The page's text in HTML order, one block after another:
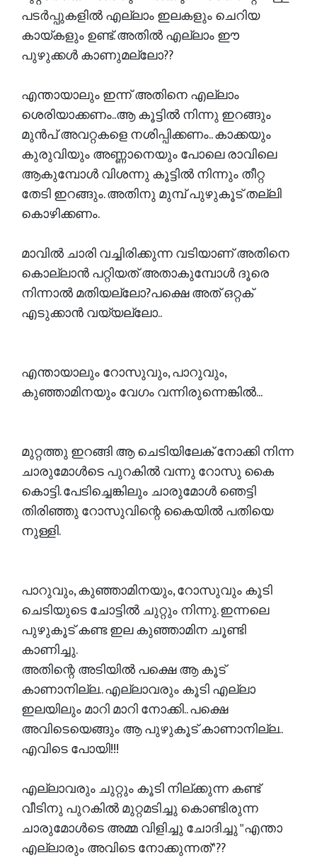
പടർപ്പുകളിൽ എല്ലാം ഇലകളും ചെറിയ
കായ്കളും ഉണ്ട്. അതിൽ എല്ലാം ഈ
പുഴുക്കൾ കാണുമല്ലോ??
എന്തായാലും ഇന്ന് അതിനെ എല്ലാം
ശെരിയാക്കണം..ആ കൂട്ടിൽ നിന്നു ഇറങ്ങും
മുൻപ് അവറ്റകളെ നശിപ്പിക്കണം.. കാക്കയും
കുരുവിയും അണ്ണാനെയും പോലെ രാവിലെ
ആകുമ്പോൾ വിശന്നു കൂട്ടിൽ നിന്നും തീറ്റ
തേടി ഇറങ്ങും. അതിനു മുമ്പ് പുഴുകൂട് തല്ലി
കൊഴിക്കണം.
മാവിൽ ചാരി വച്ചിരിക്കുന്ന വടിയാണ് അതിനെ
കൊല്ലാൻ പറ്റിയത് അതാകുമ്പോൾ ദൂരെ
നിന്നാൽ മതിയല്ലോ?പക്ഷെ അത് ഒറ്റക്
എടുക്കാൻ വയ്യല്ലോ..
എന്തായാലും റോസുവും, പാറുവും,
കുഞ്ഞാമിനയും വേഗം വന്നിരുന്നെങ്കിൽ...
മുറ്റത്തു ഇറങ്ങി ആ ചെടിയിലേക് നോക്കി നിന്ന
ചാരുമോൾടെ പുറകിൽ വന്നു റോസു കൈ
കൊട്ടി. പേടിച്ചെങ്കിലും ചാരുമോൾ ഞെട്ടി
തിരിഞ്ഞു റോസുവിന്റെ കൈയിൽ പതിയെ
നുള്ളി.
പാറുവും, കുഞ്ഞാമിനയും, റോസുവും കൂടി
ചെടിയുടെ ചോട്ടിൽ ചുറ്റും നിന്നു. ഇന്നലെ
പുഴുകൂട് കണ്ട ഇല കുഞ്ഞാമിന ചൂണ്ടി
കാണിച്ചു.
അതിന്റെ അടിയിൽ പക്ഷെ ആ കൂട്
കാണാനില്ല.. എല്ലാവരും കൂടി എല്ലാ
ഇലയിലും മാറി മാറി നോക്കി.. പക്ഷെ
അവിടെയെങ്ങും ആ പുഴുകൂട് കാണാനില്ല..
എവിടെ പോയി!!!
എല്ലാവരും ചുറ്റും കൂടി നില്ക്കുന്ന കണ്ട്
വീടിനു പുറകിൽ മുറ്റമടിച്ചു കൊണ്ടിരുന്ന
ചാരുമോൾടെ അമ്മ വിളിച്ചു ചോദിച്ചു "എന്താ
എല്ലാരും അവിടെ നോക്കുന്നത്"??